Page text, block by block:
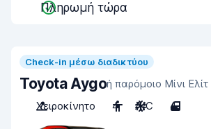
Πληρωμή τώρα
Check-in μέσω διαδικτύου
Toyota Aygoή παρόμοιο Μίνι Ελίτ
Χειροκίνητο
4 A/C 4